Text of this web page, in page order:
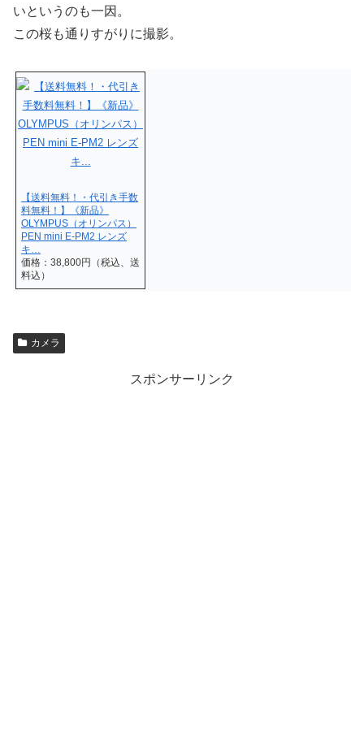
いというのも一因。
この桜も通りすがりに撮影。
【送料無料！・代引き手数
料無料！】《新品》
OLYMPUS（オリンパス）
PEN mini E-PM2 レンズ
キ…
価格：38,800円（税込、送
料込）
カメラ
スポンサーリンク